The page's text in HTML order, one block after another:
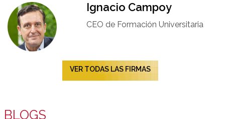
Ignacio Campoy​
CEO de Formación Universitaria​
VER TODAS LAS FIRMAS
BLOGS